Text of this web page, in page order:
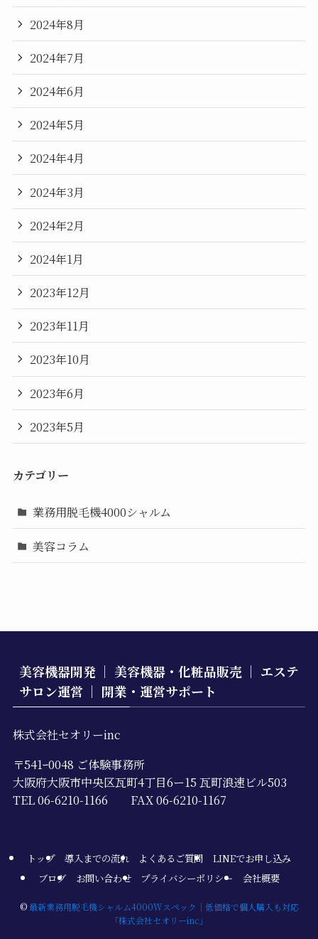
2024年8月
2024年7月
2024年6月
2024年5月
2024年4月
2024年3月
2024年2月
2024年1月
2023年12月
2023年11月
2023年10月
2023年6月
2023年5月
カテゴリー
業務用脱毛機4000シャルム
美容コラム
美容機器開発 ｜ 美容機器・化粧品販売 ｜ エステ
サロン運営 ｜ 開業・運営サポート
株式会社セオリーinc
〒541ｰ0048 ご体験事務所
大阪府大阪市中央区瓦町4丁目6ー15 瓦町浪速ビル503
TEL 06-6210-1166 FAX 06-6210-1167
トップ 導入までの流れ よくあるご質問
LINEでお申し込み
ブログ
お問い合わせ プライバシーポリシー 会社概要
© 最新業務用脱毛機シャルム4000Wスペック｜低価格で個人購入も対応
「株式会社セオリーinc」